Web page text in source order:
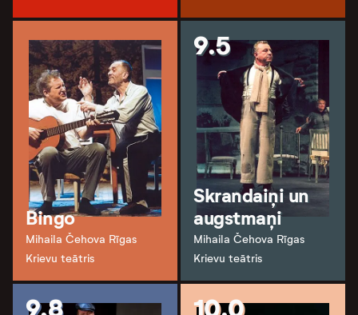
Bingo
Mihaila Čehova Rīgas
Krievu teātris
9.5
Skrandaiņi un
augstmaņi
Mihaila Čehova Rīgas
Krievu teātris